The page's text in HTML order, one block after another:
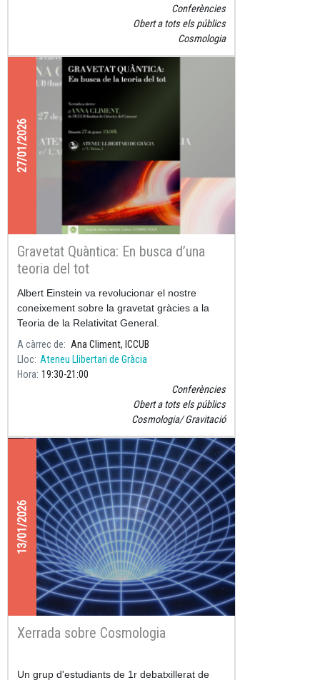
Conferències
Obert a tots els públics
Cosmologia
27/01/2026
Gravetat Quàntica: En busca d’una
teoria del tot
Albert Einstein va revolucionar el nostre
coneixement sobre la gravetat gràcies a la
Teoria de la Relativitat General.
A càrrec de
Ana Climent, ICCUB
Lloc Ateneu Llibertari de Gràcia
Hora 19:30 21:00
Conferències
Obert a tots els públics
Cosmologia Gravitació
13/01/2026
Xerrada sobre Cosmologia
Un grup d'estudiants de 1r debatxillerat de